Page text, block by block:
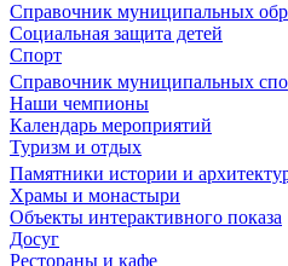
Справочник муниципальных
Социальная защита детей
Спорт
Справочник муниципальных
Наши чемпионы
Календарь мероприятий
Туризм и отдых
Памятники истории и
Храмы и монастыри
Объекты интерактивного показа
Досуг
Рестораны и кафе